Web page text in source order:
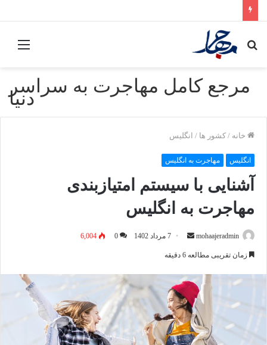
جستجو
مرجع کامل مهاجرت به سراسر
دنیا
خانه / کشور ها / انگلیس
انگلیس مهاجرت به انگلیس
آشنایی با سیستم امتیازبندی
مهاجرت به انگلیس
mohaajeradmin
ر
ا
ل
ب
ه
ا
7 مرداد 1402 0
6,004
زمان تقریبی مطالعه 6 دقیقه